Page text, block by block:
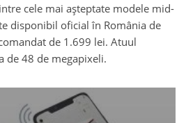
cele mai așteptate modele mid-
disponibil oficial în România de
de 1.699 lei. Atuul
de 48 de megapixeli.